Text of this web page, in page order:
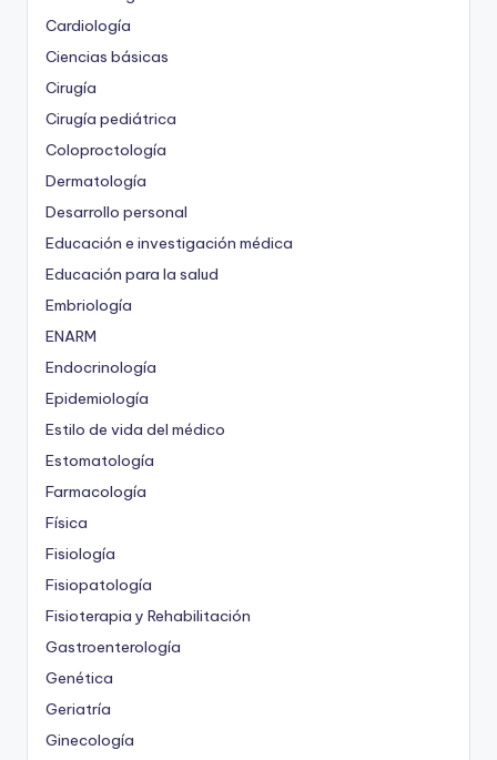
Cardiología
Ciencias básicas
Cirugía
Cirugía pediátrica
Coloproctología
Dermatología
Desarrollo personal
Educación e investigación médica
Educación para la salud
Embriología
ENARM
Endocrinología
Epidemiología
Estilo de vida del médico
Estomatología
Farmacología
Física
Fisiología
Fisiopatología
Fisioterapia y Rehabilitación
Gastroenterología
Genética
Geriatría
Ginecología